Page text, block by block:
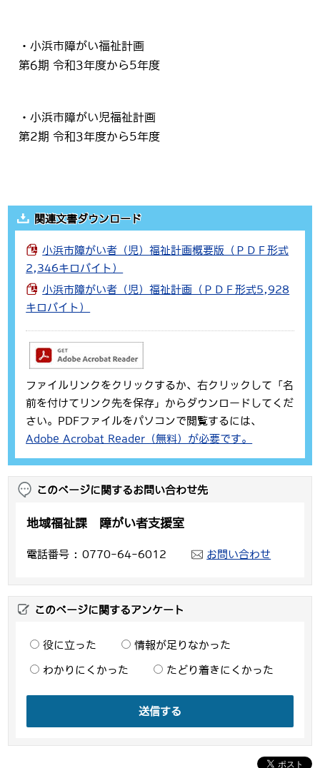
・小浜市障がい福祉計画
第6期 令和3年度から5年度
・小浜市障がい児福祉計画
第2期 令和3年度から5年度
関連文書ダウンロード
小浜市障がい者（児）福祉計画概要版（ＰＤＦ形式
2,346キロバイト）
小浜市障がい者（児）福祉計画（ＰＤＦ形式5,928
キロバイト）
ファイルリンクをクリックするか、右クリックして「名
前を付けてリンク先を保存」からダウンロードしてくだ
さい。PDFファイルをパソコンで閲覧するには、
Adobe Acrobat Reader（無料）が必要です。
このページに関するお問い合わせ先
地域福祉課 障がい者支援室
電話番号 0770-64-6012 お問い合わせ
このページに関するアンケート
役に立った 情報が足りなかった
わかりにくかった たどり着きにくかった
送信する